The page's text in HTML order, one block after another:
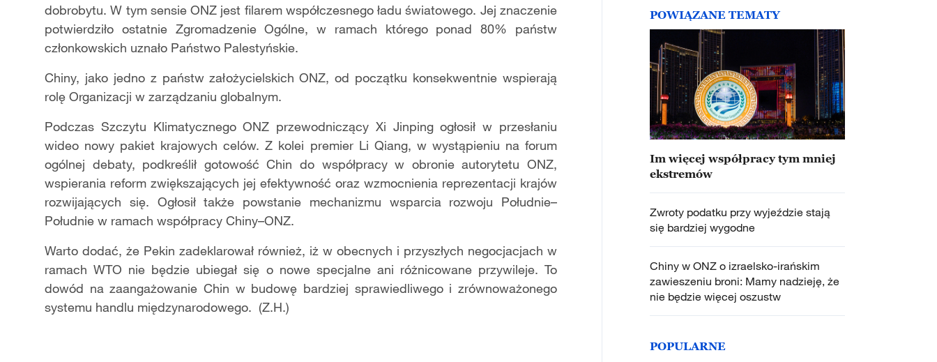
dobrobytu. W tym sensie ONZ jest filarem współczesnego ładu światowego. Jej znaczenie
potwierdziło ostatnie Zgromadzenie Ogólne, w ramach którego ponad 80% państw
członkowskich uznało Państwo Palestyńskie.
Chiny, jako jedno z państw założycielskich ONZ, od początku konsekwentnie wspierają
rolę Organizacji w zarządzaniu globalnym.
Podczas Szczytu Klimatycznego ONZ przewodniczący Xi Jinping ogłosił w przesłaniu
wideo nowy pakiet krajowych celów. Z kolei premier Li Qiang, w wystąpieniu na forum
ogólnej debaty, podkreślił gotowość Chin do współpracy w obronie autorytetu ONZ,
wspierania reform zwiększających jej efektywność oraz wzmocnienia reprezentacji krajów
rozwijających się. Ogłosił także powstanie mechanizmu wsparcia rozwoju Południe–
Południe w ramach współpracy Chiny–ONZ.
Warto dodać, że Pekin zadeklarował również, iż w obecnych i przyszłych negocjacjach w
ramach WTO nie będzie ubiegał się o nowe specjalne ani różnicowane przywileje. To
dowód na zaangażowanie Chin w budowę bardziej sprawiedliwego i zrównoważonego
systemu handlu międzynarodowego. (Z.H.)
POWIĄZANE TEMATY
Im więcej współpracy tym mniej
ekstremów
Zwroty podatku przy wyjeździe stają
się bardziej wygodne
Chiny w ONZ o izraelsko-irańskim
zawieszeniu broni: Mamy nadzieję, że
nie będzie więcej oszustw
POPULARNE